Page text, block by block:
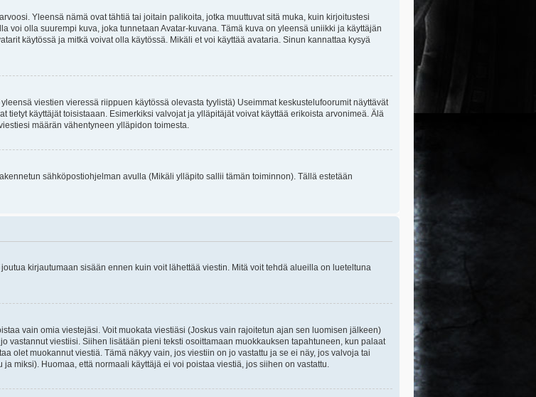
Yleensä nämä ovat tähtiä tai joitain palikoita, jotka muuttuvat sitä muka, kuin kirjoitustesi
voi olla suurempi kuva, joka tunnetaan Avatar-kuvana. Tämä kuva on yleensä uniikki ja käyttäjän
käytössä ja mitkä voivat olla käytössä. Mikäli et voi käyttää avataria. Sinun kannattaa kysyä
viestien vieressä riippuen käytössä olevasta tyylistä) Useimmat keskustelufoorumit näyttävät
tietyt käyttäjät toisistaaan. Esimerkiksi valvojat ja ylläpitäjät voivat käyttää erikoista arvonimeä. Älä
määrän vähentyneen ylläpidon toimesta.
sähköpostiohjelman avulla (Mikäli ylläpito sallii tämän toiminnon). Tällä estetään
kirjautumaan sisään ennen kuin voit lähettää viestin. Mitä voit tehdä alueilla on lueteltuna
vain omia viestejäsi. Voit muokata viestiäsi (Joskus vain rajoitetun ajan sen luomisen jälkeen)
vastannut viestiisi. Siihen lisätään pieni teksti osoittamaan muokkauksen tapahtuneen, kun palaat
olet muokannut viestiä. Tämä näkyy vain, jos viestiin on jo vastattu ja se ei näy, jos valvoja tai
miksi). Huomaa, että normaali käyttäjä ei voi poistaa viestiä, jos siihen on vastattu.